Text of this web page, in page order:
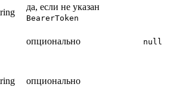
да, если не указан
BearerToken
опционально null
опционально